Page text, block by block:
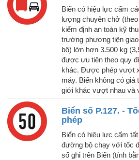
Biển có hiệu lực cấm
lượng chuyên chở
kiểm định an toàn kỹ
trường phương tiện
bộ) lớn hơn 3.500 kg
được ưu tiên theo quy
khác. Được phép vượt
máy. Biển không có
giới khác vượt nhau và
Biển số P.127. -
phép
Biển có hiệu lực cấm
đường bộ chạy với tốc
số ghi trên Biển (tính